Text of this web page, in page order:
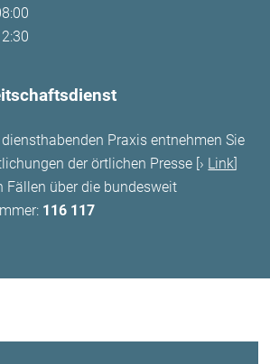
Praxis entnehmen Sie
der örtlichen Presse [
Link
Fällen über die bundesweit
116 117